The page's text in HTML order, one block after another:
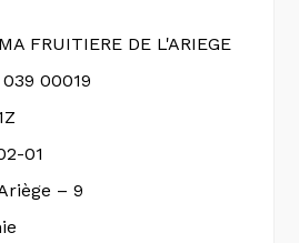
FRUITIERE DE L'ARIEGE
00019
01
– 9